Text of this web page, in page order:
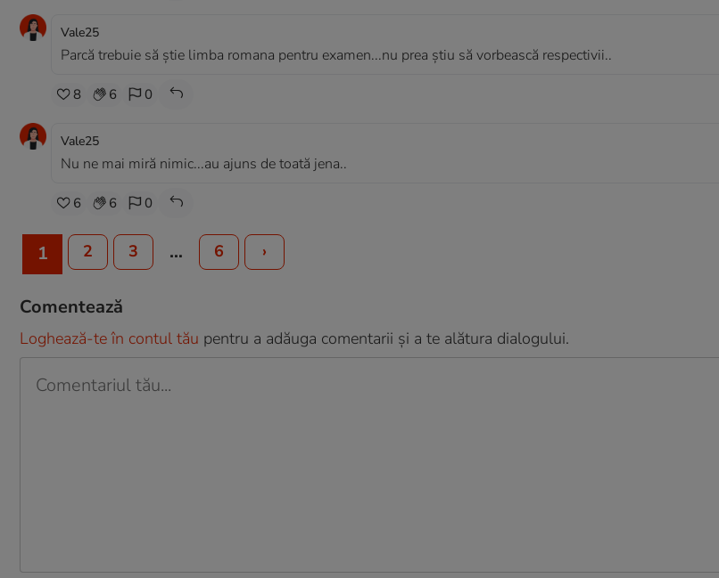
Vale25
Parcă trebuie să știe limba romana pentru examen...nu prea știu să vorbească respectivii..
8 6 0
Vale25
Nu ne mai miră nimic...au ajuns de toată jena..
6 6 0
1 2 3 … 6 ›
Comentează
Loghează-te în contul tău pentru a adăuga comentarii și a te alătura dialogului.